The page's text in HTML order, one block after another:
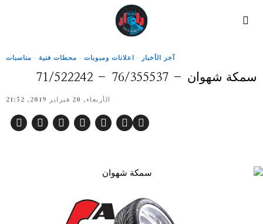
آخر الأخبار · اعلانات ومبوبات · محطات فنية · مناسبات
سمكة شهوان – 76/355537 – 71/522242
الأربعاء, 20 فبراير 2019, 21:52